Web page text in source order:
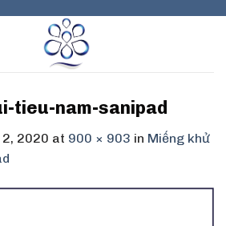
tieu-nam-sanipad
2020 at 900 × 903 in Miếng khử